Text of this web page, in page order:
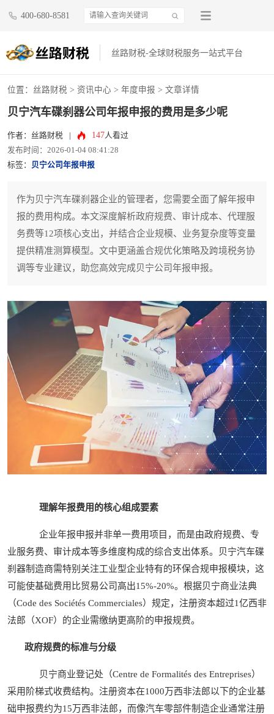
400-680-8581
丝路财税-全球财税服务一站式平台
位置： 丝路财税 > 资讯中心 > 年度申报 > 文章详情
贝宁汽车碟刹器公司年报申报的费用是多少呢
作者：丝路财税 147人看过
发布时间：2026-01-04 08:41:28
标签：
贝宁公司年报申报
作为贝宁汽车碟刹器企业的管理者，您需要全面了解年报申
报的费用构成。本文深度解析政府规费、审计成本、代理服
务费等12项核心支出，并结合企业规模、业务复杂度等变量
提供精准测算模型。文中更涵盖合规优化策略及跨境税务协
调等专业建议，助您高效完成贝宁公司年报申报。
理解年报费用的核心组成要素
企业年报申报并非单一费用项目，而是由政府规费、专
业服务费、审计成本等多维度构成的综合支出体系。贝宁汽车碟
刹器制造商需特别关注工业型企业特有的环保合规申报模块，这
可能使基础费用比贸易公司高出15%-20%。根据贝宁商业法典
（Code des Sociétés Commerciales）规定，注册资本超过1亿西非
法郎（XOF）的企业需缴纳更高阶的申报规费。
政府规费的标准与分级
贝宁商业登记处（Centre de Formalités des Entreprises）
采用阶梯式收费结构。注册资本在1000万西非法郎以下的企业基
础申报费约为15万西非法郎，而像汽车零部件制造企业通常注册